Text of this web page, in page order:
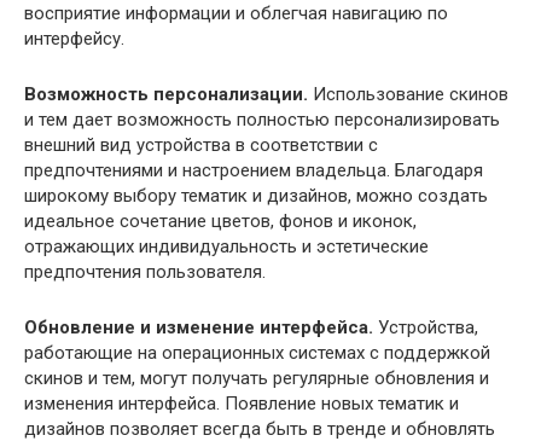
восприятие информации и облегчая навигацию по
интерфейсу.
Возможность персонализации. Использование скинов
и тем дает возможность полностью персонализировать
внешний вид устройства в соответствии с
предпочтениями и настроением владельца. Благодаря
широкому выбору тематик и дизайнов, можно создать
идеальное сочетание цветов, фонов и иконок,
отражающих индивидуальность и эстетические
предпочтения пользователя.
Обновление и изменение интерфейса. Устройства,
работающие на операционных системах с поддержкой
скинов и тем, могут получать регулярные обновления и
изменения интерфейса. Появление новых тематик и
дизайнов позволяет всегда быть в тренде и обновлять